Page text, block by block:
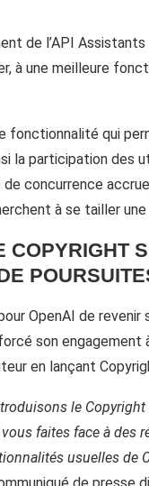
de l’API
à une meilleure
fonctionnalité qui
la participation des
concurrence
à se tailler une
COPYRIGHT
OpenAI de
son
en lançant
le
faites face à
usuelles de